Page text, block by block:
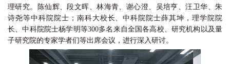
理研究。陈仙辉、段文晖、林海青、谢心澄、吴培亨、汪卫华、朱
诗尧等中科院院士；南科大校长、中科院院士薛其坤，理学院院
长、中科院院士杨学明等300多名来自全国各高校、研究机构以及量
子研究院的专家学者们等出席会议，进行深入研讨。